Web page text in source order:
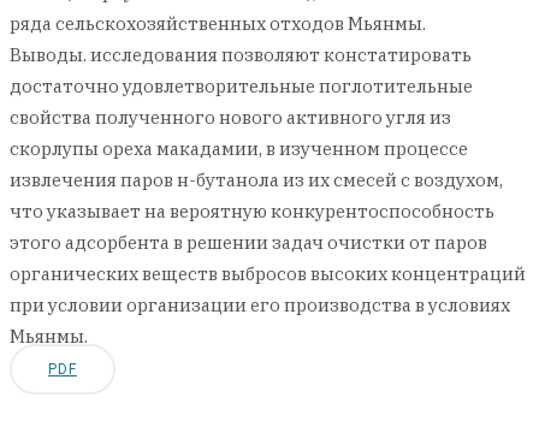
ряда сельскохозяйственных отходов Мьянмы.
Выводы. исследования позволяют констатировать
достаточно удовлетворительные поглотительные
свойства полученного нового активного угля из
скорлупы ореха макадамии, в изученном процессе
извлечения паров н-бутанола из их смесей с воздухом,
что указывает на вероятную конкурентоспособность
этого адсорбента в решении задач очистки от паров
органических веществ выбросов высоких концентраций
при условии организации его производства в условиях
Мьянмы.
PDF